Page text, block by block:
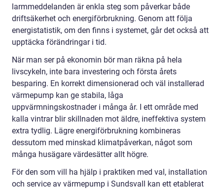
larmmeddelanden är enkla steg som påverkar både
driftsäkerhet och energiförbrukning. Genom att följa
energistatistik, om den finns i systemet, går det också att
upptäcka förändringar i tid.
När man ser på ekonomin bör man räkna på hela
livscykeln, inte bara investering och första årets
besparing. En korrekt dimensionerad och väl installerad
värmepump kan ge stabila, låga
uppvärmningskostnader i många år. I ett område med
kalla vintrar blir skillnaden mot äldre, ineffektiva system
extra tydlig. Lägre energiförbrukning kombineras
dessutom med minskad klimatpåverkan, något som
många husägare värdesätter allt högre.
För den som vill ha hjälp i praktiken med val, installation
och service av värmepump i Sundsvall kan ett etablerat